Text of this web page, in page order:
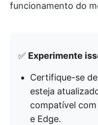
funcionamento do
✅ Experimente
Certifique-se
esteja
compatível
e Edge.